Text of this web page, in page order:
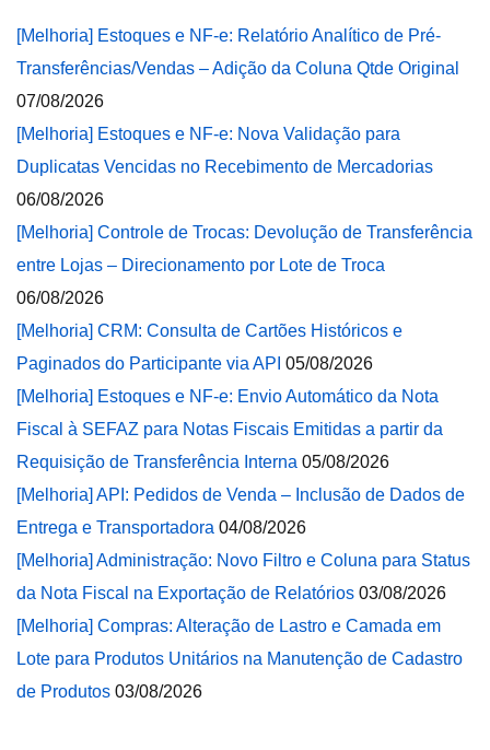
[Melhoria] Estoques e NF-e: Relatório Analítico de Pré-
Transferências/Vendas – Adição da Coluna Qtde Original
07/08/2026
[Melhoria] Estoques e NF-e: Nova Validação para
Duplicatas Vencidas no Recebimento de Mercadorias
06/08/2026
[Melhoria] Controle de Trocas: Devolução de Transferência
entre Lojas – Direcionamento por Lote de Troca
06/08/2026
[Melhoria] CRM: Consulta de Cartões Históricos e
Paginados do Participante via API 05/08/2026
[Melhoria] Estoques e NF-e: Envio Automático da Nota
Fiscal à SEFAZ para Notas Fiscais Emitidas a partir da
Requisição de Transferência Interna 05/08/2026
[Melhoria] API: Pedidos de Venda – Inclusão de Dados de
Entrega e Transportadora 04/08/2026
[Melhoria] Administração: Novo Filtro e Coluna para Status
da Nota Fiscal na Exportação de Relatórios 03/08/2026
[Melhoria] Compras: Alteração de Lastro e Camada em
Lote para Produtos Unitários na Manutenção de Cadastro
de Produtos 03/08/2026